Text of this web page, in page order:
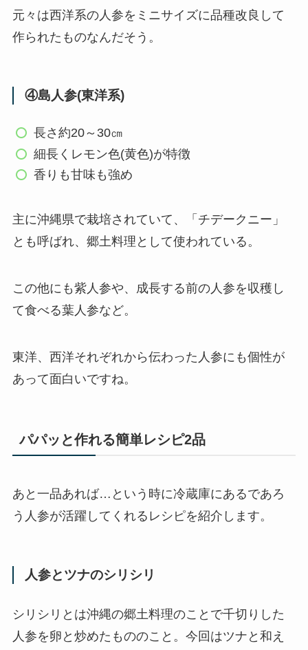
元々は西洋系の人参をミニサイズに品種改良して
作られたものなんだそう。
④島人参(東洋系)
長さ約20～30㎝
細長くレモン色(黄色)が特徴
香りも甘味も強め
主に沖縄県で栽培されていて、「チデークニー」
とも呼ばれ、郷土料理として使われている。
この他にも紫人参や、成長する前の人参を収穫し
て食べる葉人参など。
東洋、西洋それぞれから伝わった人参にも個性が
あって面白いですね。
パパッと作れる簡単レシピ2品
あと一品あれば…という時に冷蔵庫にあるであろ
う人参が活躍してくれるレシピを紹介します。
人参とツナのシリシリ
シリシリとは沖縄の郷土料理のことで千切りした
人参を卵と炒めたもののこと。今回はツナと和え